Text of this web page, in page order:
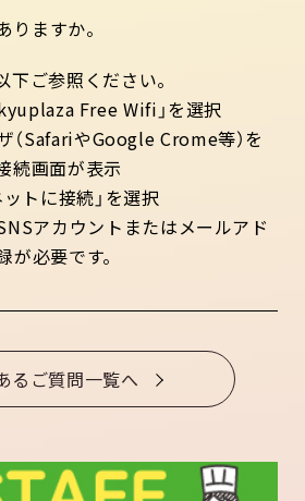
ますか。
下ご参照ください。
Free Wifi」を選択
（SafariやGoogle Crome等）を
続画面が表示
トに接続」を選択
アカウントまたはメールアド
が必要です。
るご質問一覧へ